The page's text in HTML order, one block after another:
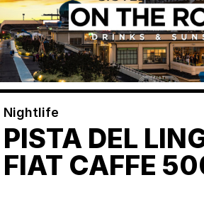
Nightlife
PISTA DEL
FIAT CAFFE